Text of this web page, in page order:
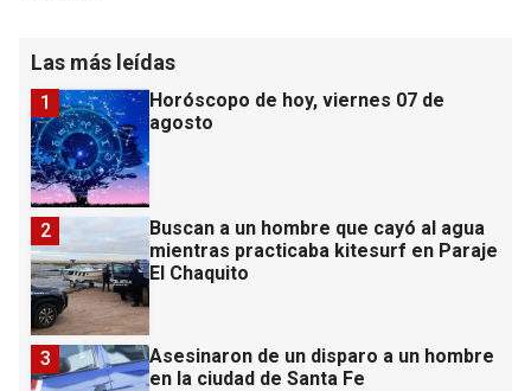
Las más leídas
Horóscopo de hoy, viernes 07 de
agosto
1
Buscan a un hombre que cayó al agua
mientras practicaba kitesurf en Paraje
El Chaquito
2
Asesinaron de un disparo a un hombre
en la ciudad de Santa Fe
3